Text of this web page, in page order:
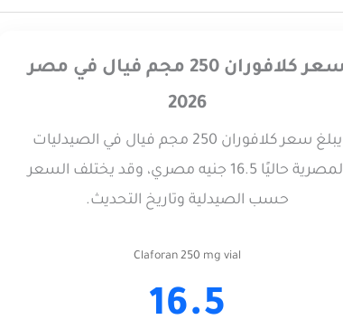
سعر كلافوران 250 مجم فيال في مصر
2026
يبلغ سعر كلافوران 250 مجم فيال في الصيدليات
المصرية حاليًا 16.5 جنيه مصري، وقد يختلف السعر
حسب الصيدلية وتاريخ التحديث.
Claforan 250 mg vial
16.5